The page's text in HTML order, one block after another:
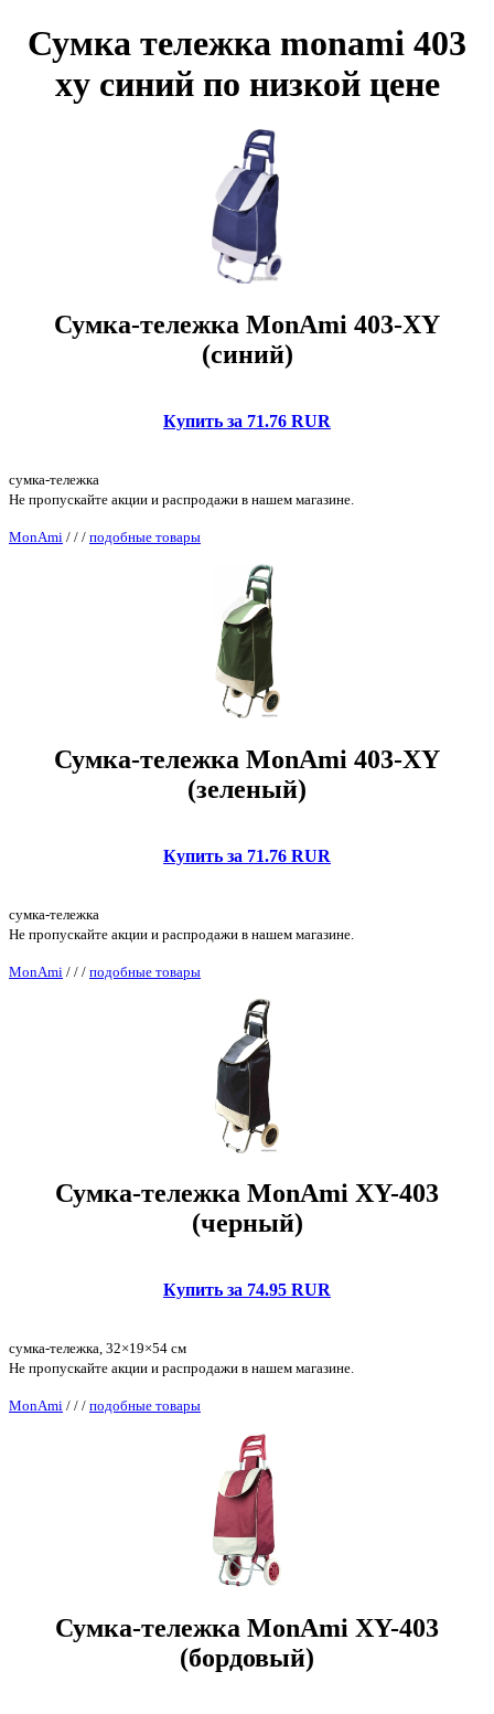
Сумка тележка monami 403
xy синий по низкой цене
Сумка-тележка MonAmi 403-XY
(синий)
Купить за 71.76 RUR
сумка-тележка
Не пропускайте акции и распродажи в нашем магазине.
MonAmi / / / подобные товары
Сумка-тележка MonAmi 403-XY
(зеленый)
Купить за 71.76 RUR
сумка-тележка
Не пропускайте акции и распродажи в нашем магазине.
MonAmi / / / подобные товары
Сумка-тележка MonAmi XY-403
(черный)
Купить за 74.95 RUR
сумка-тележка, 32×19×54 см
Не пропускайте акции и распродажи в нашем магазине.
MonAmi / / / подобные товары
Сумка-тележка MonAmi XY-403
(бордовый)